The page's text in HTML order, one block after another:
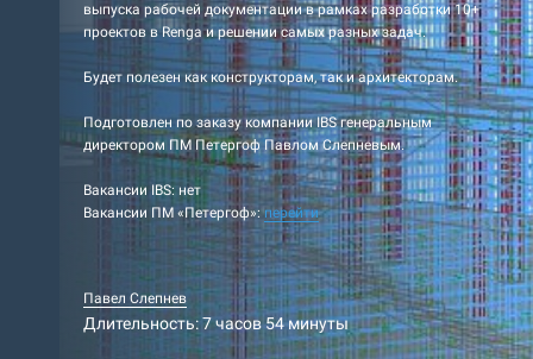
выпуска рабочей документации в рамках разработки 10+
проектов в Renga и решении самых разных задач.
Будет полезен как конструкторам, так и архитекторам.
Подготовлен по заказу компании IBS генеральным
директором ПМ Петергоф Павлом Слепневым.
Вакансии IBS: нет
Вакансии ПМ «Петергоф»:перейти
Павел Слепнев
Длительность: 7 часов 54 минуты